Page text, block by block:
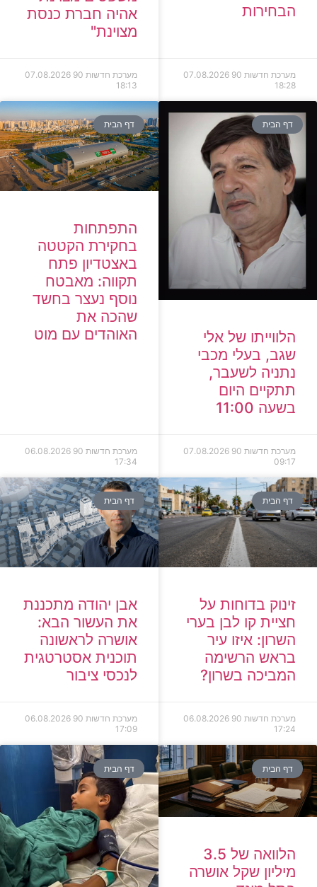
הבחירות
מערכת חדשות 90
07.08.2026
18:28
אהיה חברת כנסת
מצוינת"
מערכת חדשות 90
07.08.2026
18:13
דף הבית
הלווייתו של אלי
שגב, בעלי מכבי
נתניה לשעבר,
תתקיים היום
בשעה 11:00
מערכת חדשות 90
07.08.2026
09:17
דף הבית
התפתחות
בחקירת הקטטה
באצטדיון פתח
תקווה: מאבטח
נוסף נעצר בחשד
שהכה את
האוהדים עם מוט
מערכת חדשות 90
06.08.2026
17:34
דף הבית
זינוק בדוחות על
חציית קו לבן בערי
השרון: איזו עיר
בראש הרשימה
המביכה בשרון?
מערכת חדשות 90
06.08.2026
17:24
דף הבית
אבן יהודה מתכננת
את העשור הבא:
אושרה לראשונה
תוכנית אסטרטגית
לנכסי ציבור
מערכת חדשות 90
06.08.2026
17:09
דף הבית
הלוואה של 3.5
מיליון שקל אושרה
דף הבית